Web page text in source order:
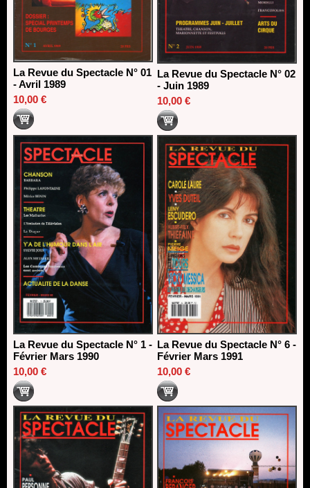
La Revue du Spectacle N° 01
- Avril 1989
10,00 €
La Revue du Spectacle N° 02
- Juin 1989
10,00 €
La Revue du Spectacle N° 1 -
Février Mars 1990
10,00 €
La Revue du Spectacle N° 6 -
Février Mars 1991
10,00 €